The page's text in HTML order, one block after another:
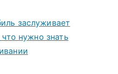
заслуживает
нужно знать